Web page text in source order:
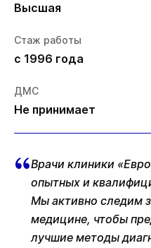
Высшая
Стаж работы
с 1996 года
ДМС
Не принимает
Врачи клиники
опытных и
Мы активно следим
медицине, чтобы
лучшие методы